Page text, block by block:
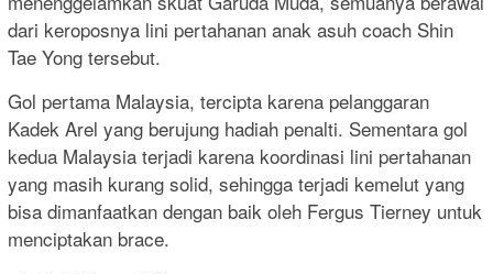
dari keroposnya lini pertahanan anak asuh coach Shin
Tae Yong tersebut.
Gol pertama Malaysia, tercipta karena pelanggaran
Kadek Arel yang berujung hadiah penalti. Sementara gol
kedua Malaysia terjadi karena koordinasi lini pertahanan
yang masih kurang solid, sehingga terjadi kemelut yang
bisa dimanfaatkan dengan baik oleh Fergus Tierney untuk
menciptakan brace.